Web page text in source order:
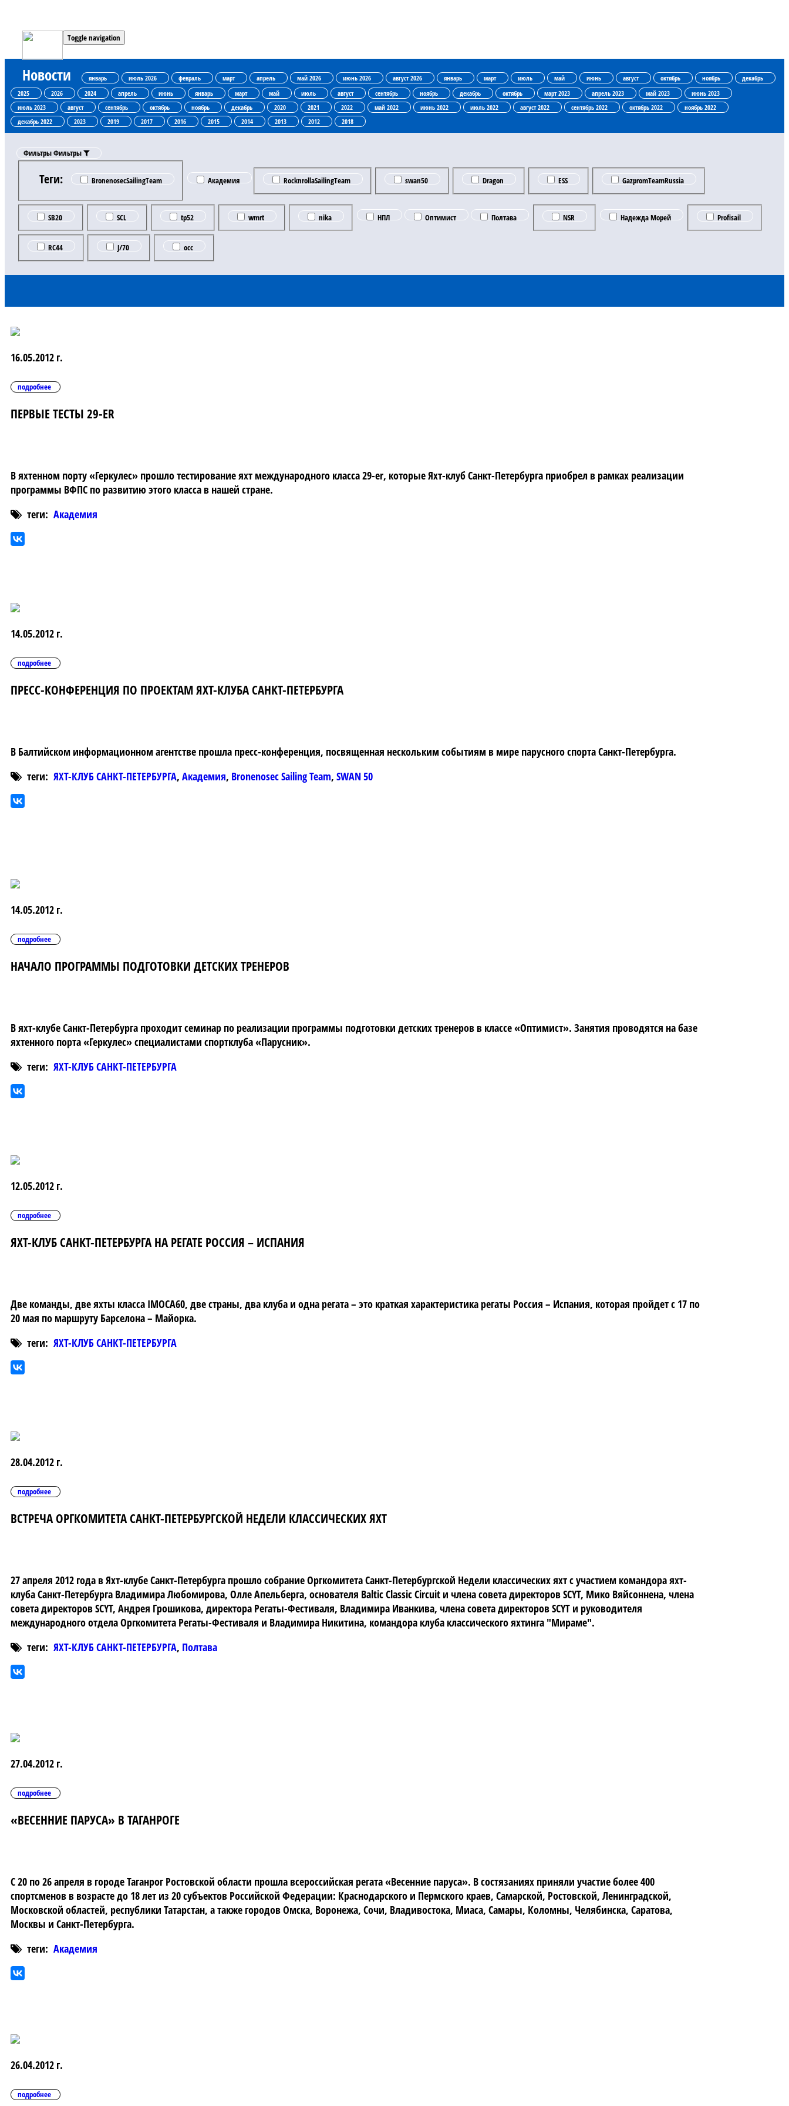
Toggle navigation
Новости январь июль 2026 февраль март апрель май 2026 июнь 2026 август 2026 январь март июль май июнь август октябрь ноябрь
декабрь
2025
2026 2024 апрель июнь январь март май июль август сентябрь ноябрь декабрь октябрь март 2023 апрель 2023 май 2023
июнь 2023
июль 2023
август сентябрь октябрь ноябрь декабрь 2020 2021 2022 май 2022 июнь 2022 июль 2022 август 2022 сентябрь 2022 октябрь 2022
ноябрь 2022
декабрь 2022
2023 2019 2017 2016 2015 2014 2013 2012 2018
ФильтрыФильтры
Теги: BronenosecSailingTeam Академия RocknrollaSailingTeam swan50 Dragon ESS GazpromTeamRussia
SB20 SCL tp52 wmrt nika НПЛ Оптимист Полтава NSR Надежда Морей Profisail
RC44 J/70 occ
16.05.2012 г.
подробнее
ПЕРВЫЕ ТЕСТЫ 29-ER
В яхтенном порту «Геркулес» прошло тестирование яхт международного класса 29-er, которые Яхт-клуб Санкт-Петербурга приобрел в рамках реализации
программы ВФПС по развитию этого класса в нашей стране.
теги: Академия
14.05.2012 г.
подробнее
ПРЕСС-КОНФЕРЕНЦИЯ ПО ПРОЕКТАМ ЯХТ-КЛУБА САНКТ-ПЕТЕРБУРГА
В Балтийском информационном агентстве прошла пресс-конференция, посвященная нескольким событиям в мире парусного спорта Санкт-Петербурга.
теги: ЯХТ-КЛУБ САНКТ-ПЕТЕРБУРГА, Академия, Bronenosec Sailing Team, SWAN 50
14.05.2012 г.
подробнее
НАЧАЛО ПРОГРАММЫ ПОДГОТОВКИ ДЕТСКИХ ТРЕНЕРОВ
В яхт-клубе Санкт-Петербурга проходит семинар по реализации программы подготовки детских тренеров в классе «Оптимист». Занятия проводятся на базе
яхтенного порта «Геркулес» специалистами спортклуба «Парусник».
теги: ЯХТ-КЛУБ САНКТ-ПЕТЕРБУРГА
12.05.2012 г.
подробнее
ЯХТ-КЛУБ САНКТ-ПЕТЕРБУРГА НА РЕГАТЕ РОССИЯ – ИСПАНИЯ
Две команды, две яхты класса IMOCA60, две страны, два клуба и одна регата – это краткая характеристика регаты Россия – Испания, которая пройдет с 17 по
20 мая по маршруту Барселона – Майорка.
теги: ЯХТ-КЛУБ САНКТ-ПЕТЕРБУРГА
28.04.2012 г.
подробнее
ВСТРЕЧА ОРГКОМИТЕТА САНКТ-ПЕТЕРБУРГСКОЙ НЕДЕЛИ КЛАССИЧЕСКИХ ЯХТ
27 апреля 2012 года в Яхт-клубе Санкт-Петербурга прошло собрание Оргкомитета Санкт-Петербургской Недели классических яхт с участием командора яхт-
клуба Санкт-Петербурга Владимира Любомирова, Олле Апельберга, основателя Baltic Classic Circuit и члена совета директоров SCYT, Мико Вяйсоннена, члена
совета директоров SCYT, Андрея Грошикова, директора Регаты-Фестиваля, Владимира Иванкива, члена совета директоров SCYT и руководителя
международного отдела Оргкомитета Регаты-Фестиваля и Владимира Никитина, командора клуба классического яхтинга "Мираме".
теги: ЯХТ-КЛУБ САНКТ-ПЕТЕРБУРГА, Полтава
27.04.2012 г.
подробнее
«ВЕСЕННИЕ ПАРУСА» В ТАГАНРОГЕ
С 20 по 26 апреля в городе Таганрог Ростовской области прошла всероссийская регата «Весенние паруса». В состязаниях приняли участие более 400
спортсменов в возрасте до 18 лет из 20 субъектов Российской Федерации: Краснодарского и Пермского краев, Самарской, Ростовской, Ленинградской,
Московской областей, республики Татарстан, а также городов Омска, Воронежа, Сочи, Владивостока, Миаса, Самары, Коломны, Челябинска, Саратова,
Москвы и Санкт-Петербурга.
теги: Академия
26.04.2012 г.
подробнее